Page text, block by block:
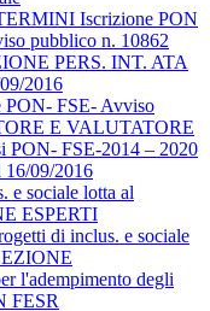
Iscrizione PON
pubblico n. 10862
PERS. INT. ATA
2016
PON- FSE- Avviso
E VALUTATORE
PON- FSE-2014 – 2020
09/2016
e sociale lotta al
ESPERTI
di inclus. e sociale
l'adempimento degli
FESR